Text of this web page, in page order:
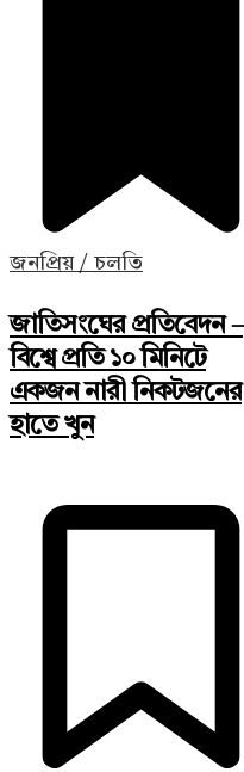
জনপ্রিয় / চলতি
জাতিসংঘের প্রতিবেদন –
বিশ্বে প্রতি ১০ মিনিটে
একজন নারী নিকটজনের
হাতে খুন